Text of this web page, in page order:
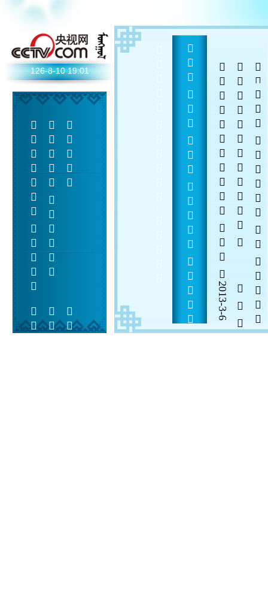
126-8-1019:01
  
  
  -               
    
2013-3-6  